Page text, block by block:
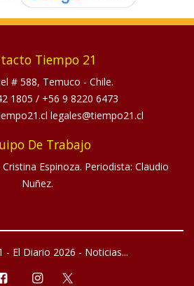
Tiempo 21
# 588, Temuco - Chile.
1805 / +56 9 8220 6473
legales@tiempo21.cl
De Trabajo
Espinoza. Periodista: Claudio
Nuñez.
El Diario 2026 - Noticias...